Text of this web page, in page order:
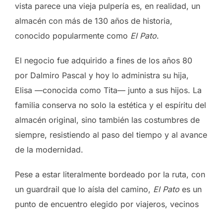
vista parece una vieja pulpería es, en realidad, un
almacén con más de 130 años de historia,
conocido popularmente como El Pato.
El negocio fue adquirido a fines de los años 80
por Dalmiro Pascal y hoy lo administra su hija,
Elisa —conocida como Tita— junto a sus hijos. La
familia conserva no solo la estética y el espíritu del
almacén original, sino también las costumbres de
siempre, resistiendo al paso del tiempo y al avance
de la modernidad.
Pese a estar literalmente bordeado por la ruta, con
un guardrail que lo aísla del camino, El Pato es un
punto de encuentro elegido por viajeros, vecinos